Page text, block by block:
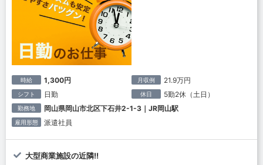
時給 1,300円 月収例 21.9万円
シフト 日勤 休日 5勤2休（土日）
勤務地 岡山県岡山市北区下石井2-1-3｜JR岡山駅
雇用形態 派遣社員
大型商業施設の近隣!!